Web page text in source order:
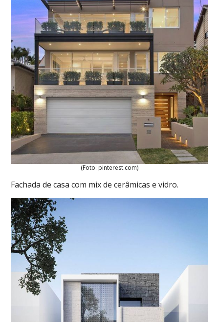
(Foto: pinterest.com)
Fachada de casa com mix de cerâmicas e vidro.